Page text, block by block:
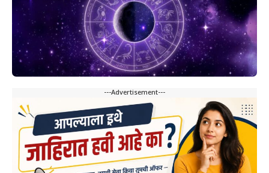
---Advertisement---